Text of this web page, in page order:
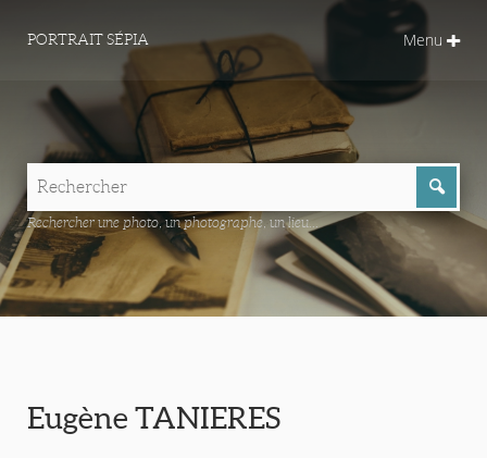
PORTRAIT SÉPIA Menu
Rechercher une photo, un photographe, un lieu...
Eugène TANIERES